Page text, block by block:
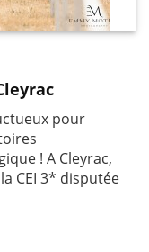
pour
! A Cleyrac,
CEI 3* disputée